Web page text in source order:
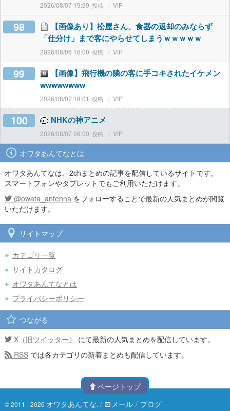
2026/08/07 19:39 VIP
98
【画像あり】松屋さん、食器の返却のみならず
「仕分け」まで客にやらせてしまうｗｗｗｗｗ
2026/08/06 16:00 VIP
99
【画像】飛行機の隣の客に手コキされたイケメン
wwwwwwww
2026/08/07 18:01 VIP
100 NHKの神アニメ
2026/08/07 06:00 VIP
オワタあんてなとは
オワタあんてなは、2chまとめの記事を配信しているサイトです。
スマートフォンやタブレットでもご利用いただけます。
@owata_antenna をフォローすることで最新の人気まとめが閲覧
いただけます。
サイトマップ
カテゴリ一覧
サイトカタログ
オワタあんてなとは
プライバシーポリシー
つながる
X（旧ツイッター）
にて最新の人気まとめを配信しています。
RSS では各カテゴリの新着まとめも配信しています。
ページトップ
© 2011 - 2026 オワタあんてな. / メール / ブログ